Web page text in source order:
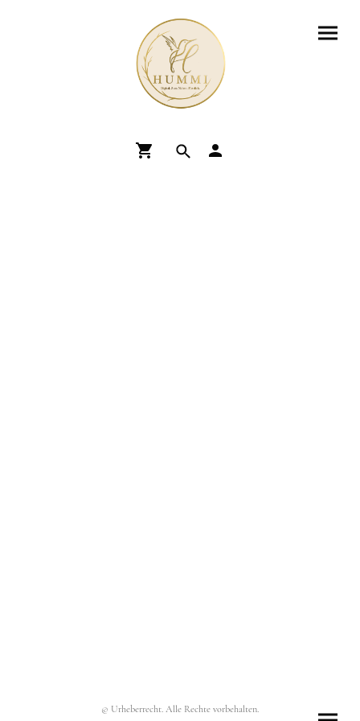
© Urheberrecht. Alle Rechte vorbehalten.